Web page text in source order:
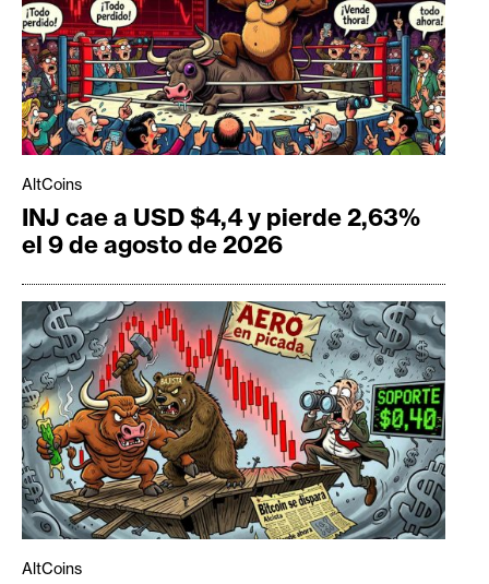
AltCoins
INJ cae a USD $4,4 y pierde 2,63%
el 9 de agosto de 2026
AltCoins